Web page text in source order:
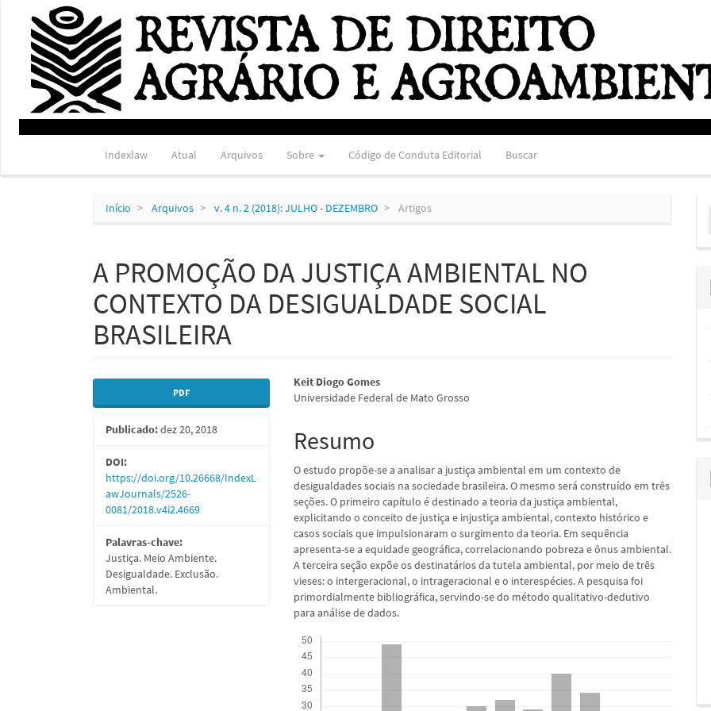
Navegação
Principal
Conteúdo
principal
Barra
Lateral
Indexlaw Atual Arquivos Sobre Código de Conduta Editorial Buscar
Início Arquivos v. 4 n. 2 (2018): JULHO - DEZEMBRO Artigos
A PROMOÇÃO DA JUSTIÇA AMBIENTAL NO
CONTEXTO DA DESIGUALDADE SOCIAL
BRASILEIRA
Barra
lateral
de
artigos
PDF
Publicado:dez 20, 2018
DOI:
https://doi.org/10.26668/IndexL
awJournals/2526-
0081/2018.v4i2.4669
Palavras-chave:
Justiça. Meio Ambiente.
Desigualdade. Exclusão.
Ambiental.
Conteúdo
do
artigo
principal
Keit Diogo Gomes
Universidade Federal de Mato Grosso
Resumo
O estudo propõe-se a analisar a justiça ambiental em um contexto de
desigualdades sociais na sociedade brasileira. O mesmo será construído em três
seções. O primeiro capítulo é destinado a teoria da justiça ambiental,
explicitando o conceito de justiça e injustiça ambiental, contexto histórico e
casos sociais que impulsionaram o surgimento da teoria. Em sequência
apresenta-se a equidade geográfica, correlacionando pobreza e ônus ambiental.
A terceira seção expõe os destinatários da tutela ambiental, por meio de três
vieses: o intergeracional, o intrageracional e o interespécies. A pesquisa foi
primordialmente bibliográfica, servindo-se do método qualitativo-dedutivo
para análise de dados.